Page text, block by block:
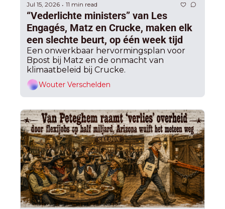
Jul 15, 2026 • 11 min read
“Vederlichte ministers” van Les
Engagés, Matz en Crucke, maken elk
Een onwerkbaar hervormingsplan voor
Bpost bij Matz en de onmacht van
klimaatbeleid bij Crucke.
Wouter Verschelden